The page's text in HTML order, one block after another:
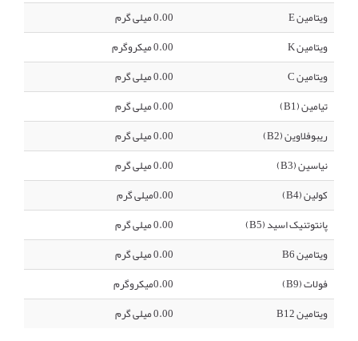
ویتامین E
0.00 میلی گرم
ویتامین K
0.00 میکروگرم
ویتامین C
0.00 میلی گرم
تیامین (B1)
0.00 میلی گرم
ریبوفلاوین (B2)
0.00 میلی گرم
نیاسین (B3)
0.00 میلی گرم
کولین (B4)
0.00میلی گرم
پانتوتنیک اسید (B5)
0.00 میلی گرم
ویتامین B6
0.00 میلی گرم
فولات (B9)
0.00میکروگرم
ویتامین B12
0.00 میلی گرم